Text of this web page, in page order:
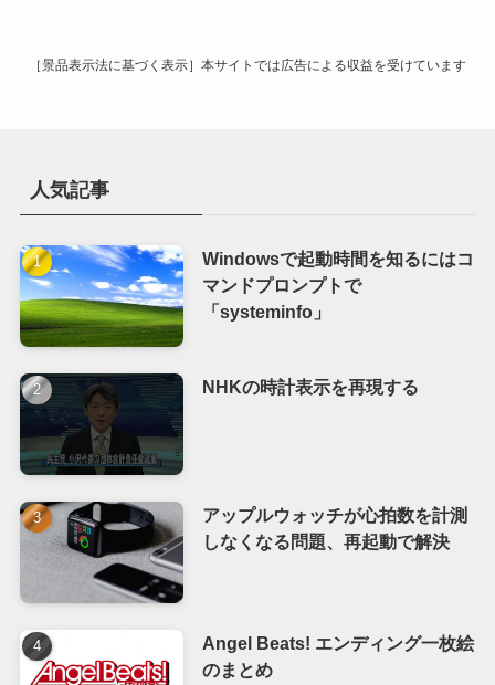
［景品表示法に基づく表示］本サイトでは広告による収益を受けています
人気記事
Windowsで起動時間を知るにはコ
マンドプロンプトで
「systeminfo」
NHKの時計表示を再現する
アップルウォッチが心拍数を計測
しなくなる問題、再起動で解決
Angel Beats! エンディング一枚絵
のまとめ